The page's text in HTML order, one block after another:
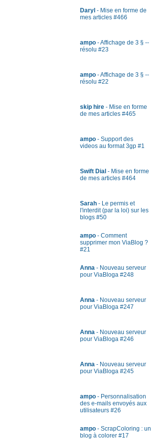
Daryl - Mise en forme de
mes articles #466
ampo - Affichage de 3 § --
résolu #23
ampo - Affichage de 3 § --
résolu #22
skip hire - Mise en forme
de mes articles #465
ampo - Support des
videos au format 3gp #1
Swift Dial - Mise en forme
de mes articles #464
Sarah - Le permis et
l'interdit (par la loi) sur les
blogs #50
ampo - Comment
supprimer mon ViaBlog ?
#21
Anna - Nouveau serveur
pour ViaBloga #248
Anna - Nouveau serveur
pour ViaBloga #247
Anna - Nouveau serveur
pour ViaBloga #246
Anna - Nouveau serveur
pour ViaBloga #245
ampo - Personnalisation
des e-mails envoyés aux
utilisateurs #26
ampo - ScrapColoring : un
blog à colorer #17